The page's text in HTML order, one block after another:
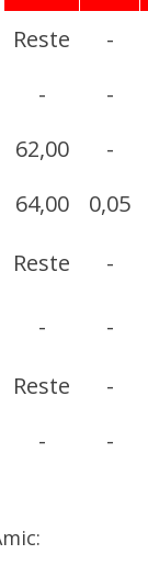
Reste
-
- -
62,00
-
64,00
0,05
Reste -
- -
Reste
-
- -
63,00